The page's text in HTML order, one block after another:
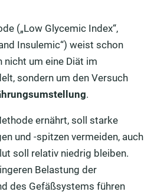
(„Low Glycemic Index“,
Insulemic“) weist schon
nicht um eine Diät im
sondern um den Versuch
.
ernährt, soll starke
und -spitzen vermeiden, auch
soll relativ niedrig bleiben.
Belastung der
des Gefäßsystems führen